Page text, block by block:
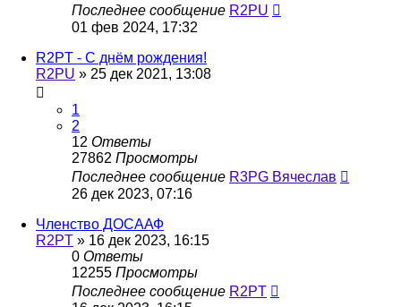
Последнее сообщение R2PU
01 фев 2024, 17:32
R2PT - С днём рождения!
R2PU » 25 дек 2021, 13:08
1
2
12 Ответы
27862 Просмотры
Последнее сообщение R3PG Вячеслав
26 дек 2023, 07:16
Членство ДОСААФ
R2PT » 16 дек 2023, 16:15
0 Ответы
12255 Просмотры
Последнее сообщение R2PT